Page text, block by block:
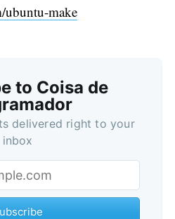
make
to Coisa de
delivered right to your
inbox